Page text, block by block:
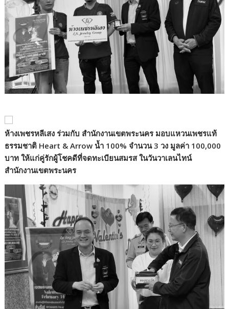
ห้างเพชรหลีเสงร่วมกับ สำนักงานเขตพระนคร มอบแหวนเพชรแท้
ธรรมชาติ Heart & Arrow น้ำ 100% จำนวน 3 วง มูลค่า 100,000
บาท ให้แก่คู่รักผู้โชคดีที่จดทะเบียนสมรส ในวันวาเลนไทน์
สำนักงานเขตพระนคร